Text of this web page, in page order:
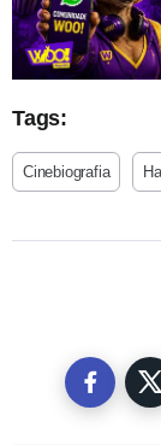
Tags:
Cinebiografia